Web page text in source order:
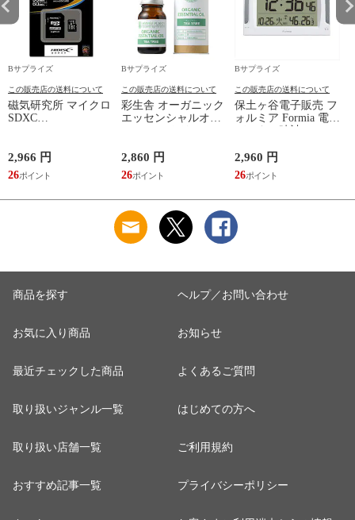
Bサプライズ
この販売店の送料について
磁気研究所 マイクロ
SDXC
2,966 円
26
Bサプライズ
この販売店の送料について
彩生舎 オーガニック
エッセンシャルオイ
2,860 円
26
Bサプライズ
この販売店の送料について
保土ヶ谷電子販売 フ
ォルミア Formia 電波
デジタル時計 HT－
ト デジタル 電波時
計
2,960 円
26
商品を探す
お気に入り商品
最近チェックした商品
取り扱いジャンル一覧
取り扱い店舗一覧
おすすめ記事一覧
ヘルプ／お問い合わせ
お知らせ
よくあるご質問
はじめての方へ
ご利用規約
プライバシーポリシー